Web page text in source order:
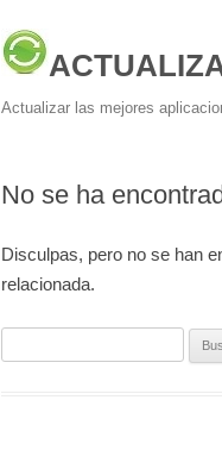
Actualizar las mejores
No se ha
Disculpas, pero no se han
relacionada.